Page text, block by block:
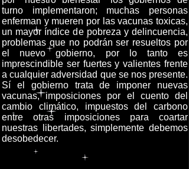
turno implementaron; muchas personas
enferman y mueren por las vacunas toxicas,
un mayor índice de pobreza y delincuencia,
problemas que no podrán ser resueltos por
el nuevo gobierno, por lo tanto es
imprescindible ser fuertes y valientes frente
a cualquier adversidad que se nos presente.
Sí el gobierno trata de imponer nuevas
vacunas, imposiciones por el cuento del
cambio climático, impuestos del carbono
entre otras imposiciones para coartar
nuestras libertades, simplemente debemos
desobedecer.